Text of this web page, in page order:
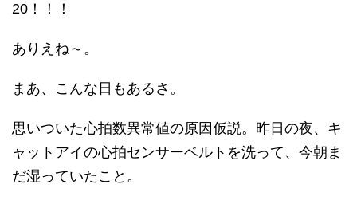
20！！！
ありえね～。
まあ、こんな日もあるさ。
思いついた心拍数異常値の原因仮説。昨日の夜、キ
ャットアイの心拍センサーベルトを洗って、今朝ま
だ湿っていたこと。